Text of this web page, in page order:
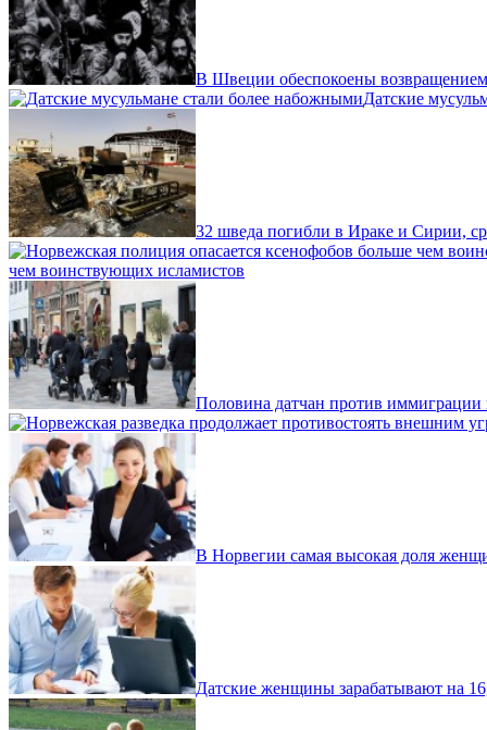
В Швеции обеспокоены
Датские
32 шведа погибли в Ираке и Сирии,
чем воинствующих исламистов
Половина датчан против иммиграции
В Норвегии самая высокая доля
Датские женщины зарабатывают на